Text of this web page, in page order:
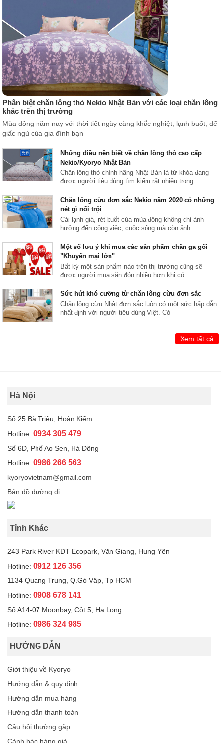
Phân biệt chăn lông thỏ Nekio Nhật Bản với các loại chăn lông
khác trên thị trường
Mùa đông năm nay với thời tiết ngày càng khắc nghiệt, lạnh buốt, để
giấc ngủ của gia đình bạn
Những điều nên biết về chăn lông thỏ cao cấp
Nekio/Kyoryo Nhật Bản
Chăn lông thỏ chính hãng Nhật Bản là từ khóa đang
được người tiêu dùng tìm kiếm rất nhiều trong
Chăn lông cừu đơn sắc Nekio năm 2020 có những
nét gì nổi trội
Cái lạnh giá, rét buốt của mùa đông không chỉ ảnh
hưởng đến công việc, cuộc sống mà còn ảnh
Một số lưu ý khi mua các sản phẩm chăn ga gối
"Khuyến mại lớn"
Bất kỳ một sản phẩm nào trên thị trường cũng sẽ
được người mua săn đón nhiều hơn khi có
Sức hút khó cưỡng từ chăn lông cừu đơn sắc
Chăn lông cừu Nhật đơn sắc luôn có một sức hấp dẫn
nhất định với người tiêu dùng Việt. Có
Xem tất cả
Hà Nội
Số 25 Bà Triệu, Hoàn Kiếm
Hotline: 0934 305 479
Số 6D, Phố Ao Sen, Hà Đông
Hotline: 0986 266 563
kyoryovietnam@gmail.com
Bản đồ đường đi
Tỉnh Khác
243 Park River KĐT Ecopark, Văn Giang, Hưng Yên
Hotline: 0912 126 356
1134 Quang Trung, Q.Gò Vấp, Tp HCM
Hotline: 0908 678 141
Số A14-07 Moonbay, Cột 5, Hạ Long
Hotline: 0986 324 985
HƯỚNG DẪN
Giới thiệu về Kyoryo
Hướng dẫn & quy định
Hướng dẫn mua hàng
Hướng dẫn thanh toán
Câu hỏi thường gặp
Cảnh báo hàng giả